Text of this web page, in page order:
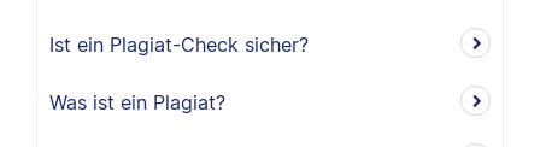
Ist ein Plagiat-Check sicher?
Was ist ein Plagiat?